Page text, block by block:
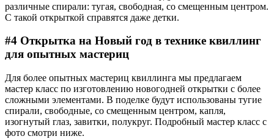
различные спирали: тугая, свободная, со смещенным центром.
С такой открыткой справятся даже детки.
#4 Открытка на Новый год в технике квиллинг
для опытных мастериц
Для более опытных мастериц квиллинга мы предлагаем
мастер класс по изготовлению новогодней открытки с более
сложными элементами. В поделке будут использованы тугие
спирали, свободные, со смещенным центром, капля,
изогнутый глаз, завитки, полукруг. Подробный мастер класс с
фото смотри ниже.